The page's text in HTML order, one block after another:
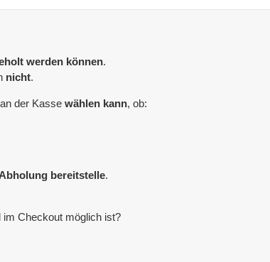
werden können.
nicht.
der Kasse wählen kann, ob:
bereitstelle.
Checkout möglich ist?